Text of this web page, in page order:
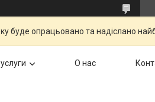
буде опрацьовано та надіслано
О нас